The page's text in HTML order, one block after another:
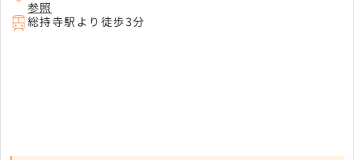
参照
総持寺駅より徒歩3分